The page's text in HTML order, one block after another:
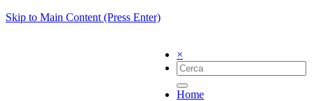
Skip to Main Content (Press Enter)
×
Home